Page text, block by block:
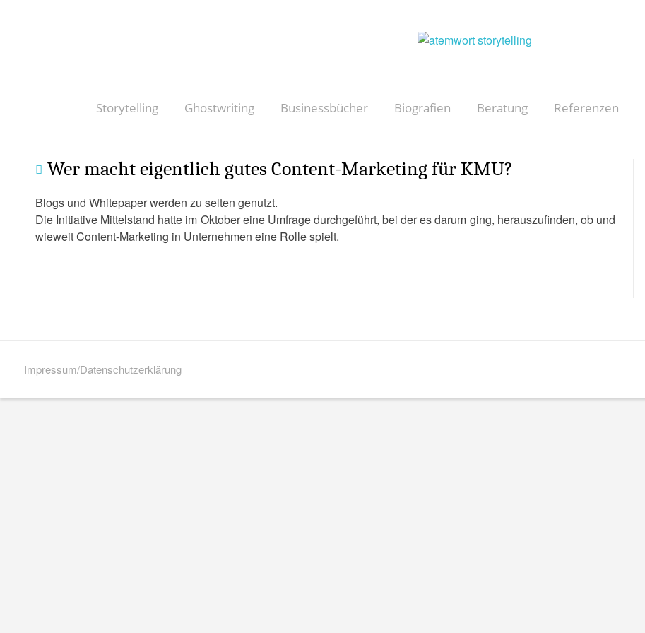
Storytelling Ghostwriting Businessbücher Biografien Beratung Referenzen
Wer macht eigentlich gutes Content-Marketing für KMU?
Blogs und Whitepaper werden zu selten genutzt.
Die Initiative Mittelstand hatte im Oktober eine Umfrage durchgeführt, bei der es darum ging, herauszufinden, ob und
wieweit Content-Marketing in Unternehmen eine Rolle spielt.
Impressum/Datenschutzerklärung